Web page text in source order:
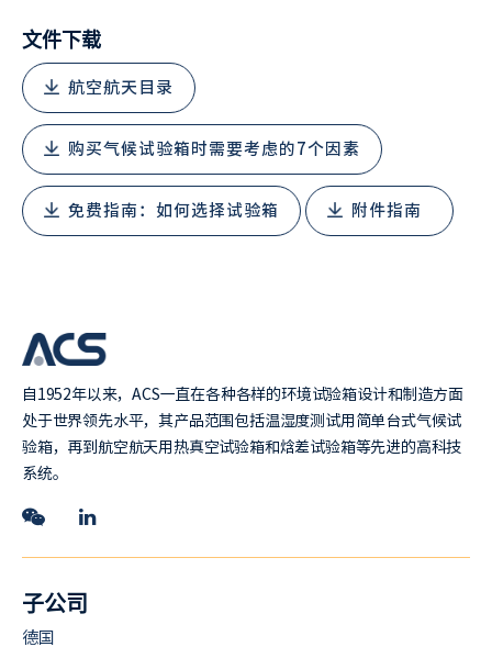
文件下载
航空航天目录
购买气候试验箱时需要考虑的7个因素
免费指南：如何选择试验箱 附件指南
自1952年以来，ACS一直在各种各样的环境试验箱设计和制造方面
处于世界领先水平，其产品范围包括温湿度测试用简单台式气候试
验箱，再到航空航天用热真空试验箱和焓差试验箱等先进的高科技
系统。
子公司
德国